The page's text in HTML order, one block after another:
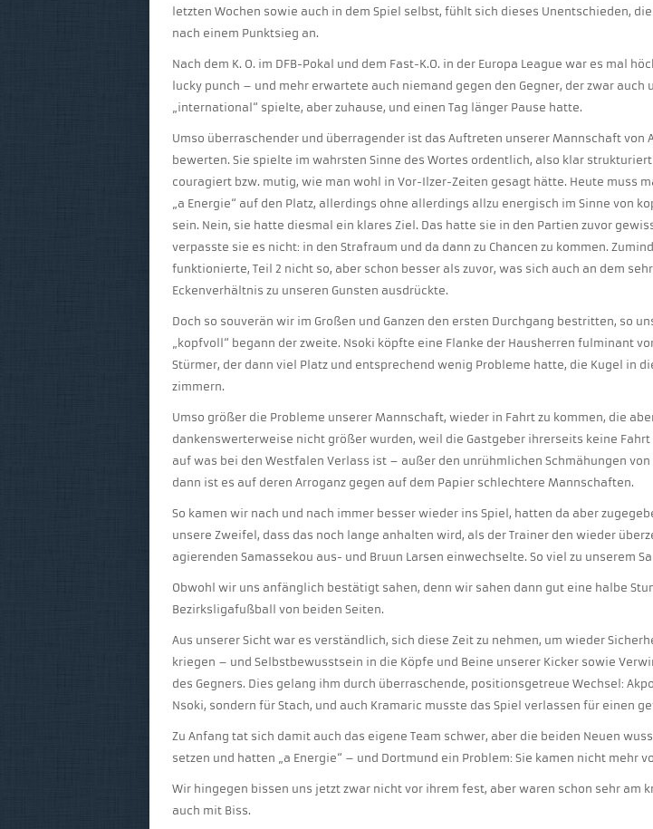
letzten Wochen sowie auch in dem Spiel selbst, fühlt sich dieses Unentschieden,
nach einem Punktsieg an.
Nach dem K. O. im DFB-Pokal und dem Fast-K.O. in der Europa League war es mal
lucky punch – und mehr erwartete auch niemand gegen den Gegner, der zwar auch
„international“ spielte, aber zuhause, und einen Tag länger Pause hatte.
Umso überraschender und überragender ist das Auftreten unserer Mannschaft von
bewerten. Sie spielte im wahrsten Sinne des Wortes ordentlich, also klar
couragiert bzw. mutig, wie man wohl in Vor-Ilzer-Zeiten gesagt hätte. Heute muss
„a Energie“ auf den Platz, allerdings ohne allerdings allzu energisch im Sinne von
sein. Nein, sie hatte diesmal ein klares Ziel. Das hatte sie in den Partien zuvor
verpasste sie es nicht: in den Strafraum und da dann zu Chancen zu kommen.
funktionierte, Teil 2 nicht so, aber schon besser als zuvor, was sich auch an dem
Eckenverhältnis zu unseren Gunsten ausdrückte.
Doch so souverän wir im Großen und Ganzen den ersten Durchgang bestritten, so
„kopfvoll“ begann der zweite. Nsoki köpfte eine Flanke der Hausherren fulminant
Stürmer, der dann viel Platz und entsprechend wenig Probleme hatte, die Kugel in
zimmern.
Umso größer die Probleme unserer Mannschaft, wieder in Fahrt zu kommen, die
dankenswerterweise nicht größer wurden, weil die Gastgeber ihrerseits keine Fahrt
auf was bei den Westfalen Verlass ist – außer den unrühmlichen Schmähungen von
dann ist es auf deren Arroganz gegen auf dem Papier schlechtere Mannschaften.
So kamen wir nach und nach immer besser wieder ins Spiel, hatten da aber
unsere Zweifel, dass das noch lange anhalten wird, als der Trainer den wieder
agierenden Samassekou aus- und Bruun Larsen einwechselte. So viel zu unserem
Obwohl wir uns anfänglich bestätigt sahen, denn wir sahen dann gut eine halbe
Bezirksligafußball von beiden Seiten.
Aus unserer Sicht war es verständlich, sich diese Zeit zu nehmen, um wieder
kriegen – und Selbstbewusstsein in die Köpfe und Beine unserer Kicker sowie
des Gegners. Dies gelang ihm durch überraschende, positionsgetreue Wechsel:
Nsoki, sondern für Stach, und auch Kramaric musste das Spiel verlassen für einen
Zu Anfang tat sich damit auch das eigene Team schwer, aber die beiden Neuen
setzen und hatten „a Energie“ – und Dortmund ein Problem: Sie kamen nicht mehr
Wir hingegen bissen uns jetzt zwar nicht vor ihrem fest, aber waren schon sehr am
auch mit Biss.